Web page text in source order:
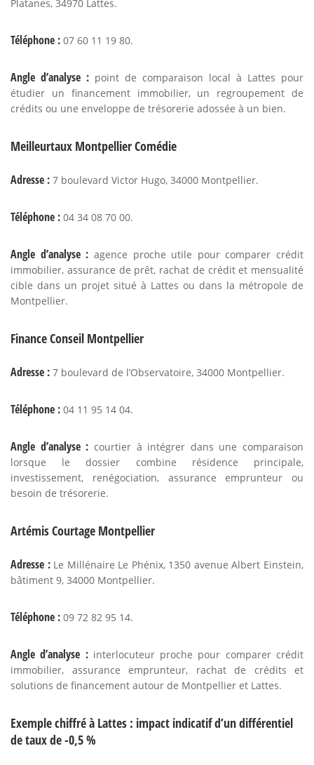
Platanes, 34970 Lattes.
Téléphone : 07 60 11 19 80.
Angle d’analyse : point de comparaison local à Lattes pour
étudier un financement immobilier, un regroupement de
crédits ou une enveloppe de trésorerie adossée à un bien.
Meilleurtaux Montpellier Comédie
Adresse : 7 boulevard Victor Hugo, 34000 Montpellier.
Téléphone : 04 34 08 70 00.
Angle d’analyse : agence proche utile pour comparer crédit
immobilier, assurance de prêt, rachat de crédit et mensualité
cible dans un projet situé à Lattes ou dans la métropole de
Montpellier.
Finance Conseil Montpellier
Adresse : 7 boulevard de l’Observatoire, 34000 Montpellier.
Téléphone : 04 11 95 14 04.
Angle d’analyse : courtier à intégrer dans une comparaison
lorsque le dossier combine résidence principale,
investissement, renégociation, assurance emprunteur ou
besoin de trésorerie.
Artémis Courtage Montpellier
Adresse :Le Millénaire Le Phénix, 1350 avenue Albert Einstein,
bâtiment 9, 34000 Montpellier.
Téléphone : 09 72 82 95 14.
Angle d’analyse :interlocuteur proche pour comparer crédit
immobilier, assurance emprunteur, rachat de crédits et
solutions de financement autour de Montpellier et Lattes.
Exemple chiffré à Lattes : impact indicatif d’un différentiel
de taux de -0,5 %